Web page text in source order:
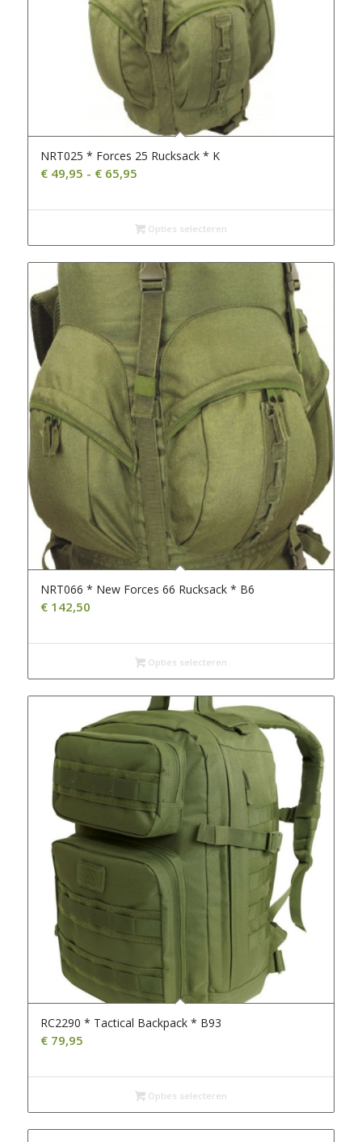
NRT025 * Forces 25 Rucksack * K
€49,95 - €65,95Prijsklasse:
tot
€ 65,95
Opties selecteren
NRT066 * New Forces 66 Rucksack * B6
€142,50
Opties selecteren
RC2290 * Tactical Backpack * B93
€79,95
Opties selecteren